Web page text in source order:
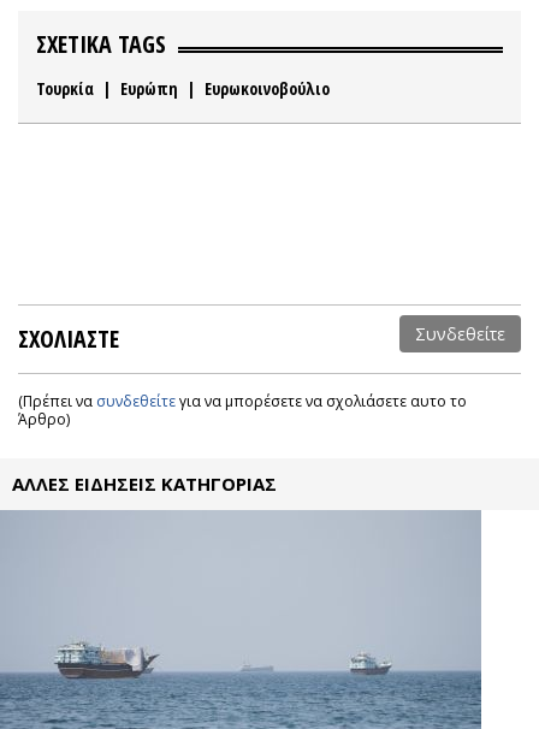
ΣΧΕΤΙΚΑ TAGS
Τουρκία | Ευρώπη | Ευρωκοινοβούλιο
ΣΧΟΛΙΑΣΤΕ Συνδεθείτε
(Πρέπει να συνδεθείτεγια να μπορέσετε να σχολιάσετε αυτο το
Άρθρο)
ΑΛΛΕΣ ΕΙΔΗΣΕΙΣ ΚΑΤΗΓΟΡΙΑΣ